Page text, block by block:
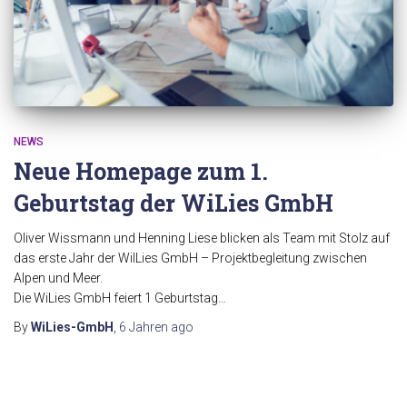
NEWS
Neue Homepage zum 1.
Geburtstag der WiLies GmbH
Oliver Wissmann und Henning Liese blicken als Team mit Stolz auf
das erste Jahr der WilLies GmbH – Projektbegleitung zwischen
Alpen und Meer.
Die WiLies GmbH feiert 1 Geburtstag…
ByWiLies-GmbH 6 Jahren ago